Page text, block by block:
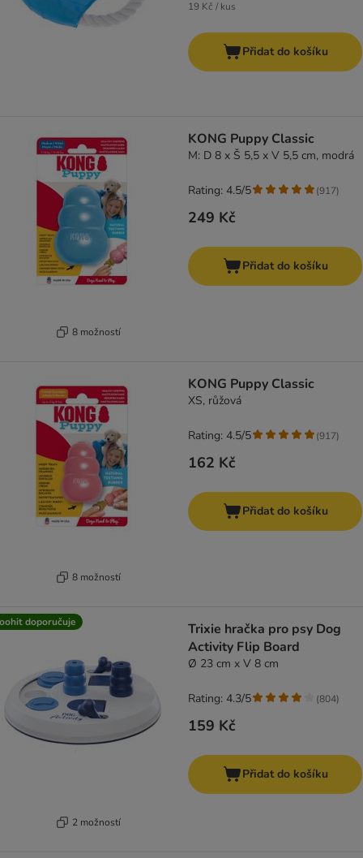
19 Kč / kus
Přidat do košíku
8 možností
KONG Puppy Classic
M: D 8 x Š 5,5 x V 5,5 cm, modrá
249 Kč
Rating: 4.5/5 (917)
Přidat do košíku
8 možností
KONG Puppy Classic
XS, růžová
162 Kč
Rating: 4.5/5 (917)
Přidat do košíku
doporučuje
2 možností
Trixie hračka pro psy Dog
Activity Flip Board
Ø 23 cm x V 8 cm
159 Kč
Rating: 4.3/5 (804)
Přidat do košíku